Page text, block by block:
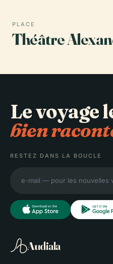
PLACE
Théâtre
Le voyage
bien
RESTEZ DANS LA BOUCLE
Audiala